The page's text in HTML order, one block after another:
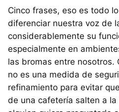
Cinco frases, eso es todo
diferenciar nuestra voz de
considerablemente su
especialmente en
las bromas entre nosotros.
no es una medida de
refinamiento para evitar
de una cafetería salten a